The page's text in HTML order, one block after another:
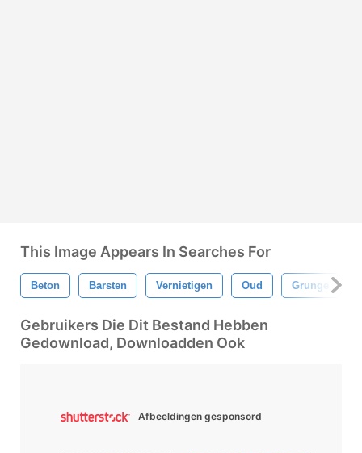
This Image Appears In Searches For
Beton Barsten Vernietigen Oud Grunge
Gebruikers Die Dit Bestand Hebben
Gedownload, Downloadden Ook
Afbeeldingen gesponsord